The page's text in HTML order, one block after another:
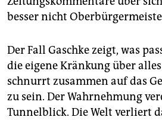
besser nicht
Der Fall Gaschke zeigt, was
die eigene Kränkung über
schnurrt zusammen auf das
zu sein. Der Wahrnehmung
Tunnelblick. Die Welt verliert